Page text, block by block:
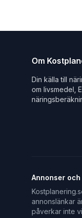
Om
Din källa till
om livsmedel,
Annonser
annonslänkar
påverkar inte